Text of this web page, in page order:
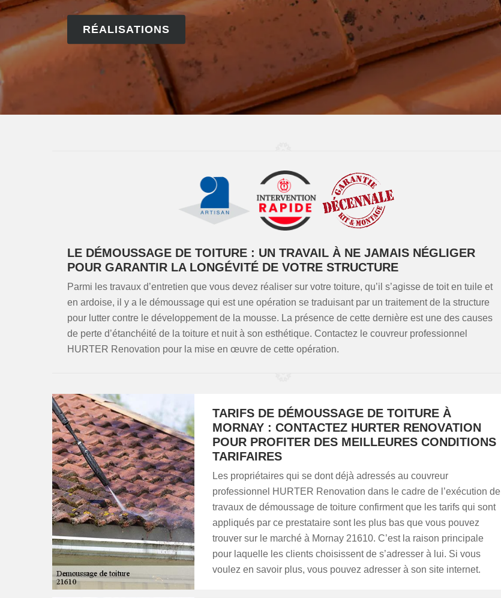
RÉALISATIONS
LE DÉMOUSSAGE DE TOITURE : UN TRAVAIL À NE JAMAIS NÉGLIGER
POUR GARANTIR LA LONGÉVITÉ DE VOTRE STRUCTURE
Parmi les travaux d’entretien que vous devez réaliser sur votre toiture, qu’il s’agisse de toit en tuile et
en ardoise, il y a le démoussage qui est une opération se traduisant par un traitement de la structure
pour lutter contre le développement de la mousse. La présence de cette dernière est une des causes
de perte d’étanchéité de la toiture et nuit à son esthétique. Contactez le couvreur professionnel
HURTER Renovation pour la mise en œuvre de cette opération.
TARIFS DE DÉMOUSSAGE DE TOITURE À
MORNAY : CONTACTEZ HURTER RENOVATION
POUR PROFITER DES MEILLEURES CONDITIONS
TARIFAIRES
Les propriétaires qui se dont déjà adressés au couvreur
professionnel HURTER Renovation dans le cadre de l’exécution de
travaux de démoussage de toiture confirment que les tarifs qui sont
appliqués par ce prestataire sont les plus bas que vous pouvez
trouver sur le marché à Mornay 21610. C’est la raison principale
pour laquelle les clients choisissent de s’adresser à lui. Si vous
voulez en savoir plus, vous pouvez adresser à son site internet.